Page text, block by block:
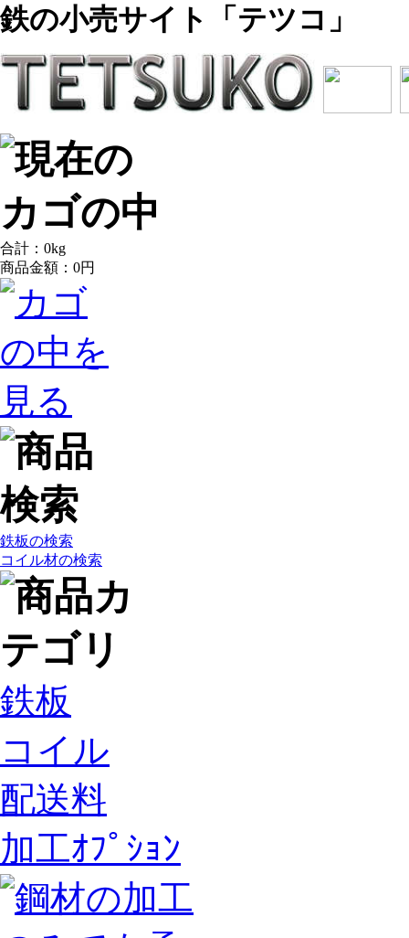
鉄の小売サイト「テツコ」
合計： 0kg
商品金額： 0円
鉄板の検索
コイル材の検索
鉄板
コイル
配送料
加工ｵﾌﾟｼｮﾝ